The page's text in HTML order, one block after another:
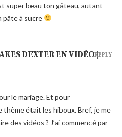
super beau ton gâteau, autant
pâte à sucre
DEXTER EN VIDÉO |
le mariage. Et pour
thème était les hiboux. Bref, je me
des vidéos ? J’ai commencé par
REPLY